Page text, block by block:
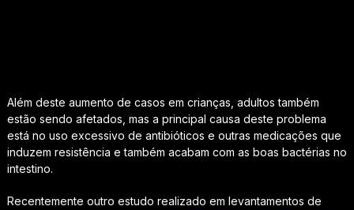
Além deste aumento de casos em crianças, adultos também
estão sendo afetados, mas a principal causa deste problema
está no uso excessivo de antibióticos e outras medicações que
induzem resistência e também acabam com as boas bactérias no
intestino.
Recentemente outro estudo realizado em levantamentos de